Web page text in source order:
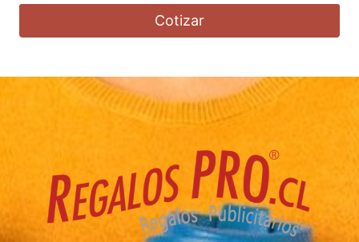
Cotizar